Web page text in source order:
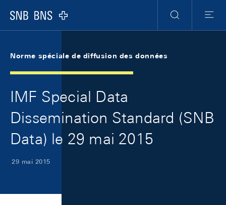
Logo
RechercheMenu
Norme spéciale de diffusion des données
IMF Special Data
Dissemination Standard (SNB
Data) le 29 mai 2015
29 mai 2015